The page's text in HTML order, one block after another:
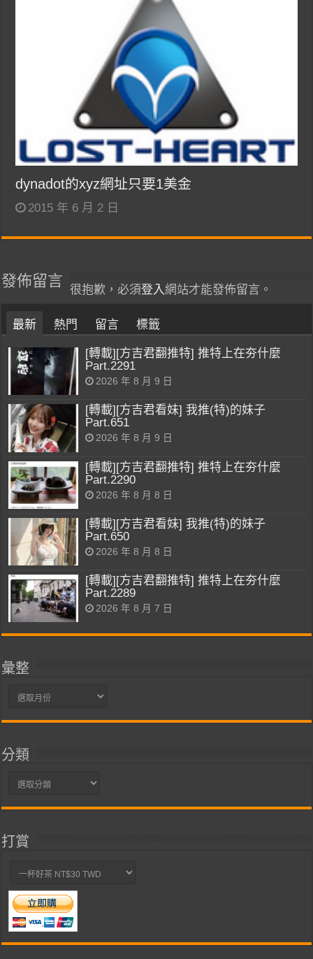
dynadot的xyz網址只要1美金
2015 年 6 月 2 日
發佈留言
很抱歉，必須登入網站才能發佈留言。
最新 熱門 留言 標籤
[轉載][方吉君翻推特] 推特上在夯什麼
Part.2291
2026 年 8 月 9 日
[轉載][方吉君看妹] 我推(特)的妹子
Part.651
2026 年 8 月 9 日
[轉載][方吉君翻推特] 推特上在夯什麼
Part.2290
2026 年 8 月 8 日
[轉載][方吉君看妹] 我推(特)的妹子
Part.650
2026 年 8 月 8 日
[轉載][方吉君翻推特] 推特上在夯什麼
Part.2289
2026 年 8 月 7 日
彙整
彙
分類
分
打賞